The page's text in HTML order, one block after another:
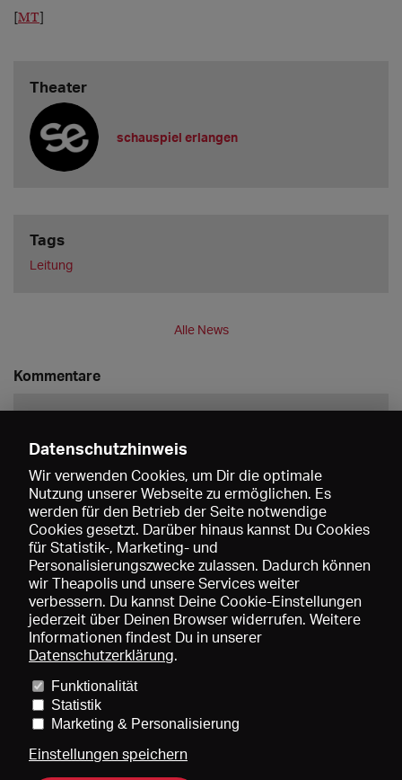
[MT]
Theater
schauspiel erlangen
Tags
Leitung
Alle News
Kommentare
Speichern
Preise und Mitgliedschaften
Mediadaten
Über uns Impressum
Datenschutzhinweis
Wir verwenden Cookies, um Dir die optimale
Nutzung unserer Webseite zu ermöglichen. Es
werden für den Betrieb der Seite notwendige
Cookies gesetzt. Darüber hinaus kannst Du Cookies
für Statistik-, Marketing- und
Personalisierungszwecke zulassen. Dadurch können
wir Theapolis und unsere Services weiter
verbessern. Du kannst Deine Cookie-Einstellungen
jederzeit über Deinen Browser widerrufen. Weitere
Informationen findest Du in unserer
Datenschutzerklärung.
Funktionalität
Statistik
Marketing & Personalisierung
Einstellungen speichern